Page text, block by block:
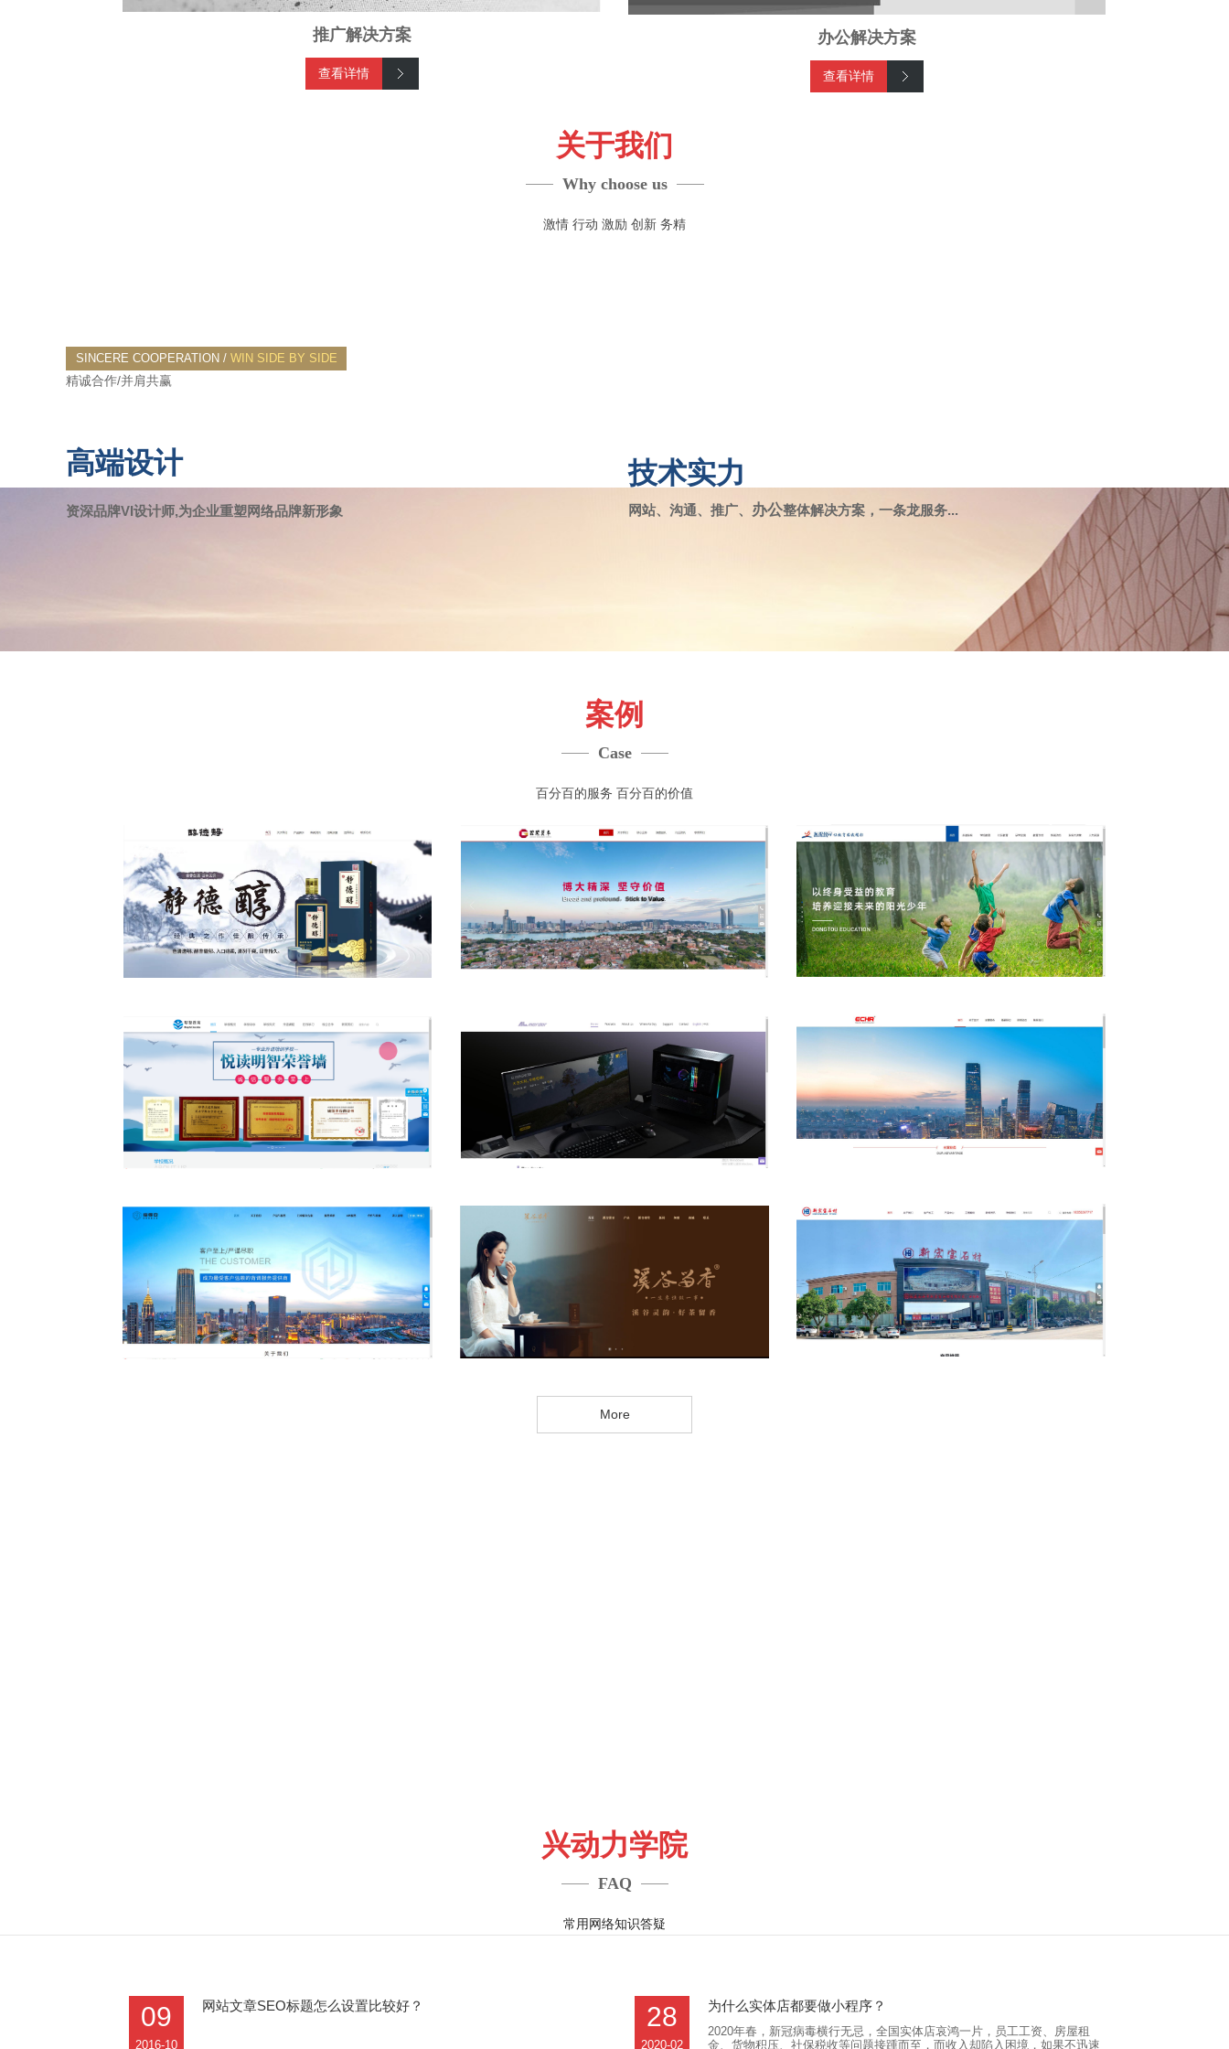
推广解决方案
查看详情
办公解决方案
查看详情
关于我们
Why choose us
激情 行动 激励 创新 务精
SINCERE COOPERATION / WIN SIDE BY SIDE
精诚合作/并肩共赢
高端设计
资深品牌VI设计师,为企业重塑网络品牌新形象
技术实力
网站、沟通、推广、 办公整体解决方案，一条龙服务...
案例
Case
百分百的服务 百分百的价值
静 德 醇
悦 读 致 远
雇 得 安 背 调
国 开 资 本
Almordor
溪 谷 留 香
东 投 教 育
益 才 咨 询
新宏宝石材
More
兴动力学院
FAQ
常用网络知识答疑
09
2016-10
网站文章SEO标题怎么设置比较好？ 28
2020-02
为什么实体店都要做小程序？
2020年春，新冠病毒横行无忌，全国实体店哀鸿一片，员工工资、房屋租
金、货物积压、社保税收等问题接踵而至，而收入却陷入困境，如果不迅速